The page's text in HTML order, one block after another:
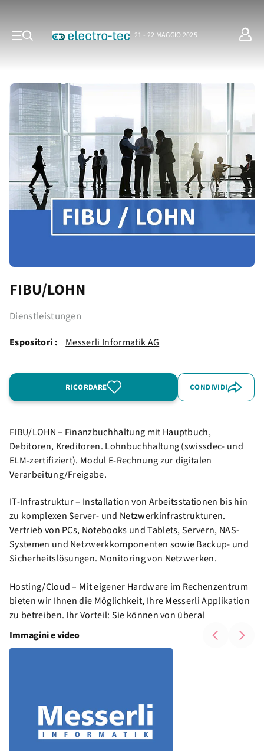
21 - 22 MAGGIO 2025
FIBU/LOHN
Dienstleistungen
Espositori : Messerli Informatik AG
RICORDARE CONDIVIDI
FIBU/LOHN – Finanzbuchhaltung mit Hauptbuch,
Debitoren, Kreditoren. Lohnbuchhaltung (swissdec- und
ELM-zertifiziert). Modul E-Rechnung zur digitalen
Verarbeitung/Freigabe.
IT-Infrastruktur – Installation von Arbeitsstationen bis hin
zu komplexen Server- und Netzwerkinfrastrukturen.
Vertrieb von PCs, Notebooks und Tablets, Servern, NAS-
Systemen und Netzwerkkomponenten sowie Backup- und
Sicherheitslösungen. Monitoring von Netzwerken.
Hosting/Cloud – Mit eigener Hardware im Rechenzentrum
bieten wir Ihnen die Möglichkeit, Ihre Messerli Applikation
zu betreiben. Ihr Vorteil: Sie können von überal
Immagini e video